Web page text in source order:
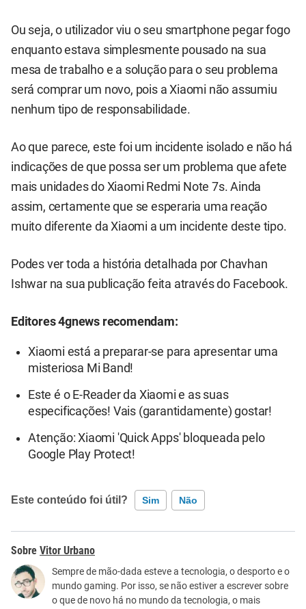
Ou seja, o utilizador viu o seu smartphone pegar fogo
enquanto estava simplesmente pousado na sua
mesa de trabalho e a solução para o seu problema
será comprar um novo, pois a Xiaomi não assumiu
nenhum tipo de responsabilidade.
Ao que parece, este foi um incidente isolado e não há
indicações de que possa ser um problema que afete
mais unidades do Xiaomi Redmi Note 7s. Ainda
assim, certamente que se esperaria uma reação
muito diferente da Xiaomi a um incidente deste tipo.
Podes ver toda a história detalhada por Chavhan
Ishwar na sua publicação feita através do Facebook.
Editores 4gnews recomendam:
Xiaomi está a preparar-se para apresentar uma
misteriosa Mi Band!
Este é o E-Reader da Xiaomi e as suas
especificações! Vais (garantidamente) gostar!
Atenção: Xiaomi 'Quick Apps' bloqueada pelo
Google Play Protect!
Este conteúdo foi útil? Sim Não
Este conteúdo contém informação incorreta
Este conteúdo não tem a informação que procuro
Outro
Vitor Urbano
Sempre de mão-dada esteve a tecnologia, o desporto e o
mundo gaming. Por isso, se não estiver a escrever sobre
o que de novo há no mundo da tecnologia, o mais